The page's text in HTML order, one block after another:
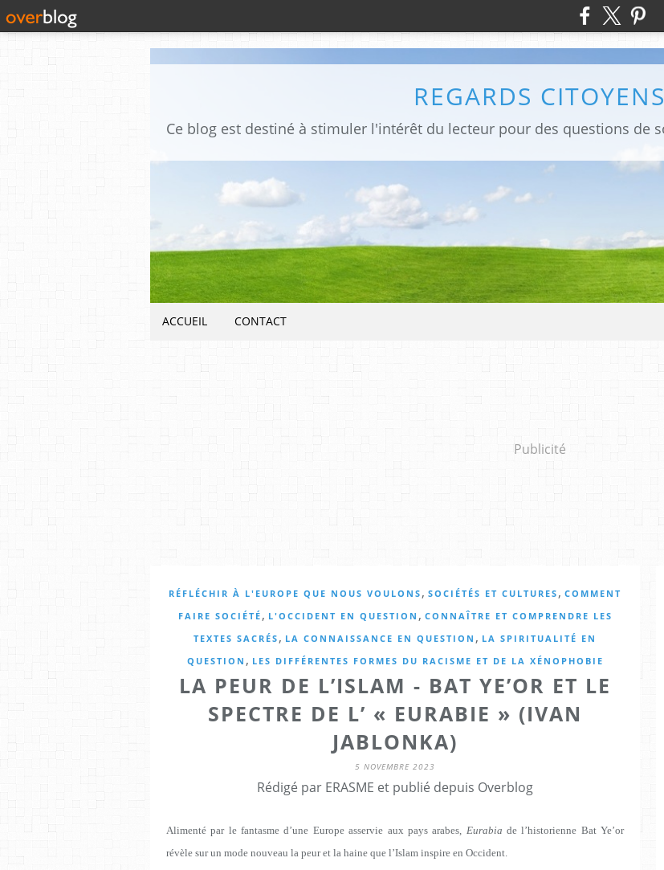
REGARDS CITOYENS
ACCUEIL CONTACT
Publicité
RÉFLÉCHIR À L'EUROPE QUE NOUS VOULONS , SOCIÉTÉS ET CULTURES , COMMENT
FAIRE SOCIÉTÉ , L'OCCIDENT EN QUESTION , CONNAÎTRE ET COMPRENDRE LES
TEXTES SACRÉS , LA CONNAISSANCE EN QUESTION , LA SPIRITUALITÉ EN
QUESTION , LES DIFFÉRENTES FORMES DU RACISME ET DE LA XÉNOPHOBIE
LA PEUR DE L’ISLAM - BAT YE’OR ET LE
SPECTRE DE L’ « EURABIE » (IVAN
JABLONKA)
5 NOVEMBRE 2023
Rédigé par ERASME et publié depuis Overblog
Alimenté par le fantasme d’une Europe asservie aux pays arabes, Eurabia de l’historienne Bat Ye’or
révèle sur un mode nouveau la peur et la haine que l’Islam inspire en Occident.